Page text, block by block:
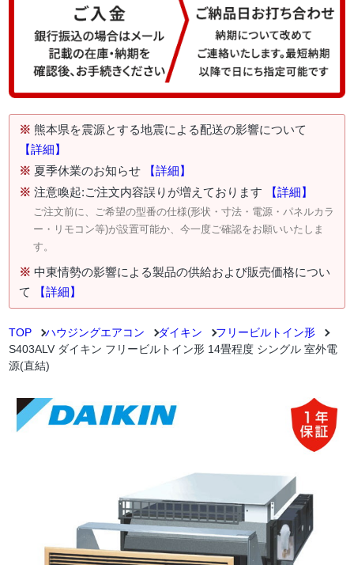
※ 熊本県を震源とする地震による配送の影響について
【詳細】
※ 夏季休業のお知らせ
【詳細】
※ 注意喚起:ご注文内容誤りが増えております 【詳細】
ご注文前に、ご希望の型番の仕様(形状・寸法・電源・パネルカラ
ー・リモコン等)が設置可能か、今一度ご確認をお願いいたしま
す。
※ 中東情勢の影響による製品の供給および販売価格につい
て
【詳細】
TOP ハウジングエアコン ダイキン
フリービルトイン形
S403ALV ダイキン フリービルトイン形 14畳程度 シングル 室外電
源(直結)